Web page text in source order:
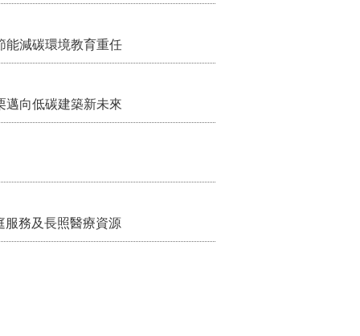
減碳環境教育重任
向低碳建築新未來
服務及長照醫療資源